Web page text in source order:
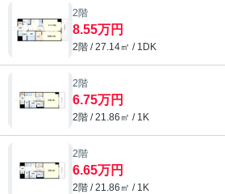
2階
8.55万円
2階 / 27.14㎡ / 1DK
2階
6.75万円
2階 / 21.86㎡ / 1K
2階
6.65万円
2階 / 21.86㎡ / 1K